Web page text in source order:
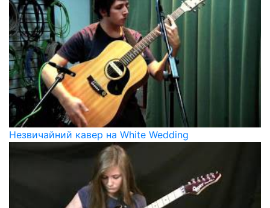
Незвичайний кавер на White Wedding